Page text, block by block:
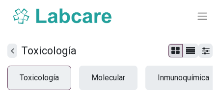
Toxicología
Toxicología Molecular Inmunoquímica